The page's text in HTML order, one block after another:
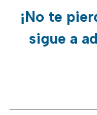
¡No te
sigue a